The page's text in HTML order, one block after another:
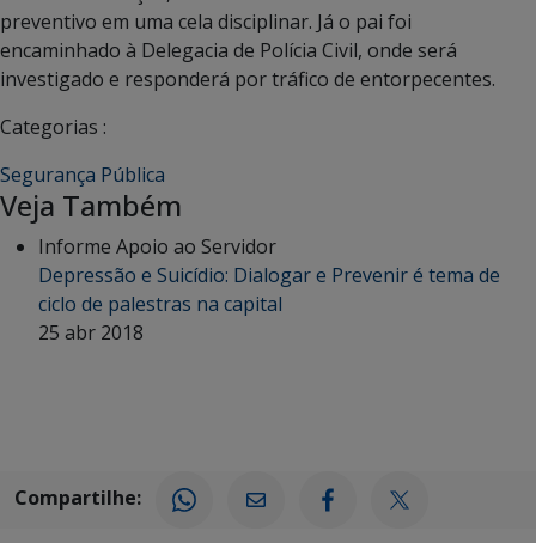
preventivo em uma cela disciplinar. Já o pai foi
encaminhado à Delegacia de Polícia Civil, onde será
investigado e responderá por tráfico de entorpecentes.
Categorias :
Segurança Pública
Veja Também
Informe Apoio ao Servidor
Depressão e Suicídio: Dialogar e Prevenir é tema de
ciclo de palestras na capital
25 abr 2018
Compartilhe: